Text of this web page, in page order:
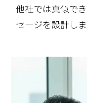
他社では真似で
セージを設計しま